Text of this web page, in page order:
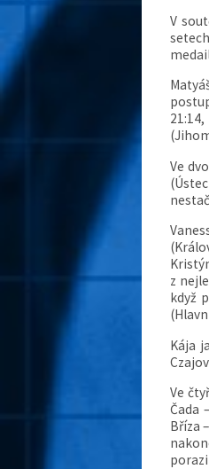
V
Ve
z
když
Kája
Ve
Čada
Bříza